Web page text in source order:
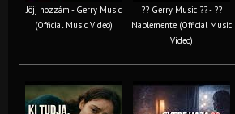
Jöjj hozzám - Gerry Music
(Official Music Video)
?? Gerry Music ?? - ??
Naplemente (Official Music
Video)